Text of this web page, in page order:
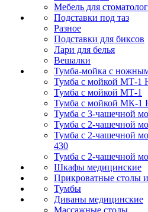
Мебель для
Подставки под таз
Разное
Подставки для биксов
Лари для белья
Вешалки
Тумба-мойка с
Тумба с мойкой МТ-1
Тумба с мойкой МТ-1
Тумба с мойкой МК-1
Тумба с 3-чашечной
Тумба с 2-чашечной
Тумба с 2-чашечной
430
Тумба с 2-чашечной
Шкафы медицинские
Прикроватные столы
Тумбы
Диваны медицинские
Массажные столы